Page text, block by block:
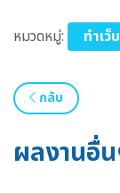
หมวดหมู่: ทำเว็
กลับ
ผลงานอื่